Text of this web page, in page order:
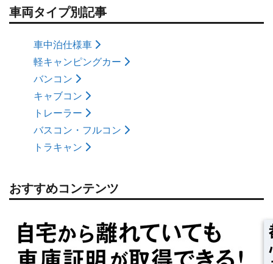
車両タイプ別記事
車中泊仕様車
軽キャンピングカー
バンコン
キャブコン
トレーラー
バスコン・フルコン
トラキャン
おすすめコンテンツ